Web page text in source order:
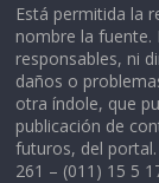
Está permitida la
nombre la fuente.
responsables, ni
daños o
otra índole, que
publicación de
futuros, del
261 – (011) 15 5